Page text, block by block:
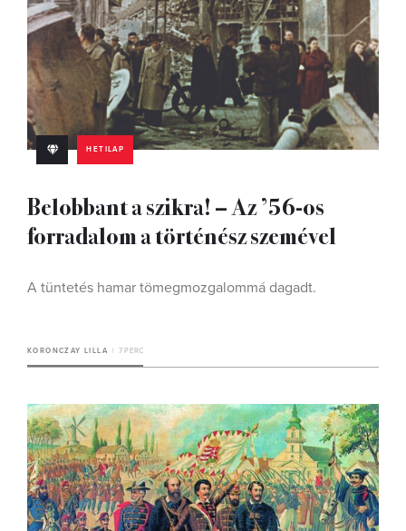
HETILAP
Belobbant a szikra! – Az ’56-os
forradalom a történész szemével
A tüntetés hamar tömegmozgalommá dagadt.
KORONCZAY LILLA 7 PERC